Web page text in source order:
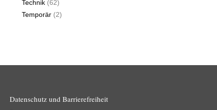
Technik (62)
Temporär (2)
Datenschutz und Barrierefreiheit